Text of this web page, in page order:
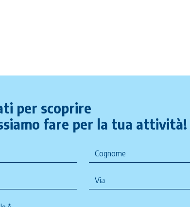
per scoprire
fare per la tua attività!